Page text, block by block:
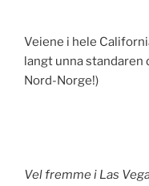
Veiene i hele
langt unna standaren
Nord-Norge!)
Vel fremme i Las